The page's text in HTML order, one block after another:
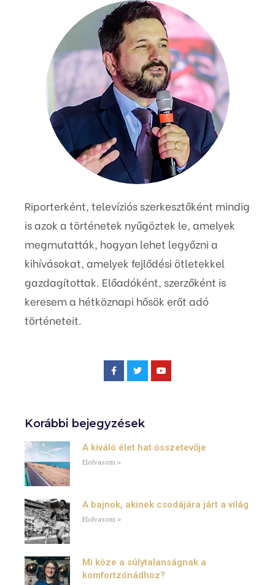
Riporterként, televíziós szerkesztőként mindig
is azok a történetek nyűgöztek le, amelyek
megmutatták, hogyan lehet legyőzni a
kihívásokat, amelyek fejlődési ötletekkel
gazdagítottak. Előadóként, szerzőként is
keresem a hétköznapi hősök erőt adó
történeteit.
Korábbi bejegyzések
A kiváló élet hat összetevője
Elolvasom »
A bajnok, akinek csodájára járt a világ
Elolvasom »
Mi köze a súlytalanságnak a
komfortzónádhoz?